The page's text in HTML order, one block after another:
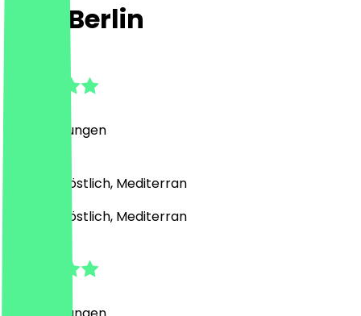
OllA Berlin
Bewertungen
Halal, Nahöstlich, Mediterran
Halal, Nahöstlich, Mediterran